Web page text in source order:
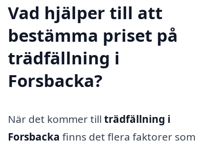
Vad hjälper till att
bestämma priset på
trädfällning i
Forsbacka?
När det kommer till trädfällning i
Forsbacka finns det flera faktorer som